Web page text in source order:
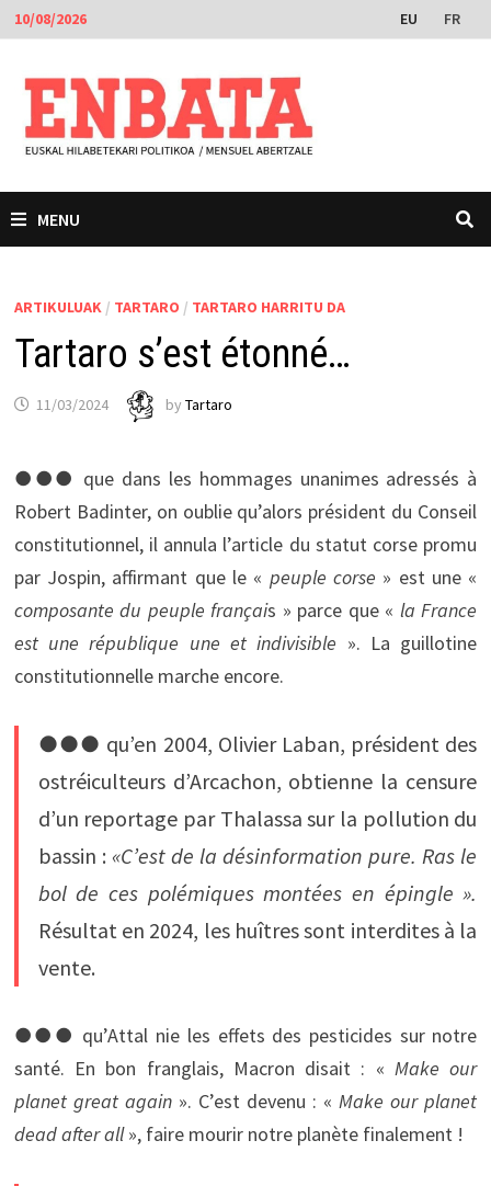
Skip
to
content
10/08/2026 EU FR
MENU
ARTIKULUAK / TARTARO / TARTARO HARRITU DA
Tartaro s’est étonné…
11/03/2024 by Tartaro
●●● que dans les hommages unanimes adressés à
Robert Badinter, on oublie qu’alors président du Conseil
constitutionnel, il annula l’article du statut corse promu
par Jospin, affirmant que le « peuple corse » est une «
composante du peuple français » parce que « la France
est une république une et indivisible ». La guillotine
constitutionnelle marche encore.
●●● qu’en 2004, Olivier Laban, président des
ostréiculteurs d’Arcachon, obtienne la censure
d’un reportage par Thalassa sur la pollution du
bassin : «C’est de la désinformation pure. Ras le
bol de ces polémiques montées en épingle ».
Résultat en 2024, les huîtres sont interdites à la
vente.
●●● qu’Attal nie les effets des pesticides sur notre
santé. En bon franglais, Macron disait : « Make our
planet great again». C’est devenu : « Make our planet
dead after all», faire mourir notre planète finalement !